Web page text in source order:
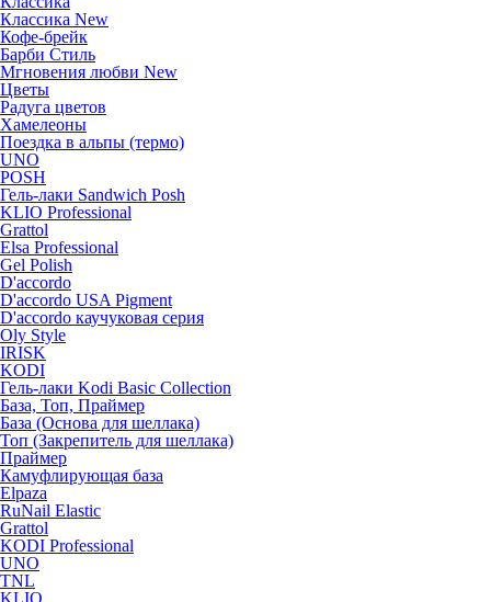
Классика New
Кофе-брейк
Барби Стиль
Мгновения любви New
Цветы
Радуга цветов
Хамелеоны
Поездка в альпы (термо)
UNO
POSH
Гель-лаки Sandwich Posh
KLIO Professional
Grattol
Elsa Professional
Gel Polish
D'accordo
D'accordo USA Pigment
D'accordo каучуковая серия
Oly Style
IRISK
KODI
Гель-лаки Kodi Basic Collection
База, Топ, Праймер
База (Основа для шеллака)
Топ (Закрепитель для шеллака)
Праймер
Камуфлирующая база
Elpaza
RuNail Elastic
Grattol
KODI Professional
UNO
TNL
KLIO